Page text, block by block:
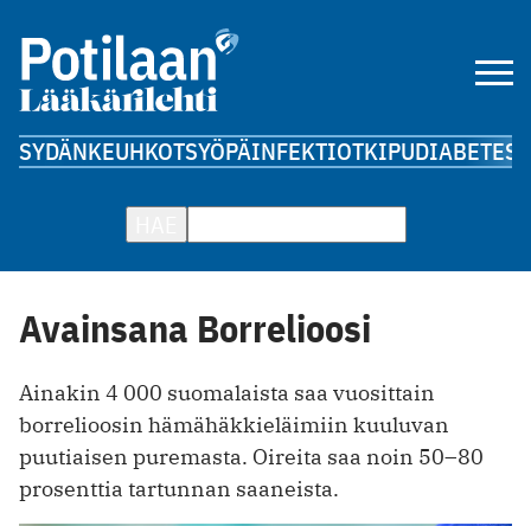
SYDÄNKEUHKOTSYÖPÄINFEKTIOTKIPUDIABETES
Avainsana Borrelioosi
Ainakin 4 000 suomalaista saa vuosittain
borrelioosin hämähäkkieläimiin kuuluvan
puutiaisen puremasta. Oireita saa noin 50–80
prosenttia tartunnan saaneista.